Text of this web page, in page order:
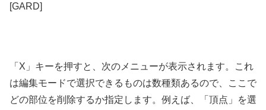
[GARD]
「X」キーを押すと、次のメニューが表示されます。これ
は編集モードで選択できるものは数種類あるので、ここで
どの部位を削除するか指定します。例えば、「頂点」を選